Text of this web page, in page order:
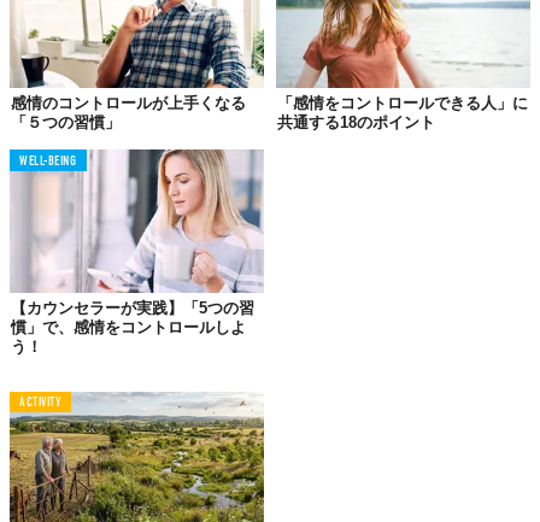
これは、感情をコントロールするための鉄則です。対立の多く
は、お互いに理解し合うというプロセスを踏まないまま相手を判
断し、批判することで生まれます。
まずは、相手を理解しましょう。自分のことを理解してもらうの
は、後回しにすることが重要です。
02.
自分自身の感情を把握して
それを改善する
感情のコントロールが上手くなる
「５つの習慣」
「感情をコントロールできる人」に
共通する18のポイント
WELL-BEING
【カウンセラーが実践】「5つの習
慣」で、感情をコントロールしよ
う！
ACTIVITY